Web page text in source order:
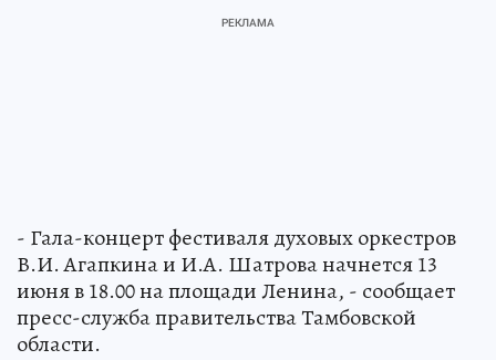
- Гала-концерт фестиваля духовых оркестров
В.И. Агапкина и И.А. Шатрова начнется 13
июня в 18.00 на площади Ленина, - сообщает
пресс-служба правительства Тамбовской
области.